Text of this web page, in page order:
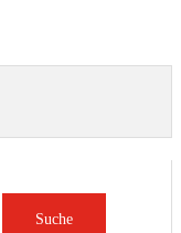
Suche